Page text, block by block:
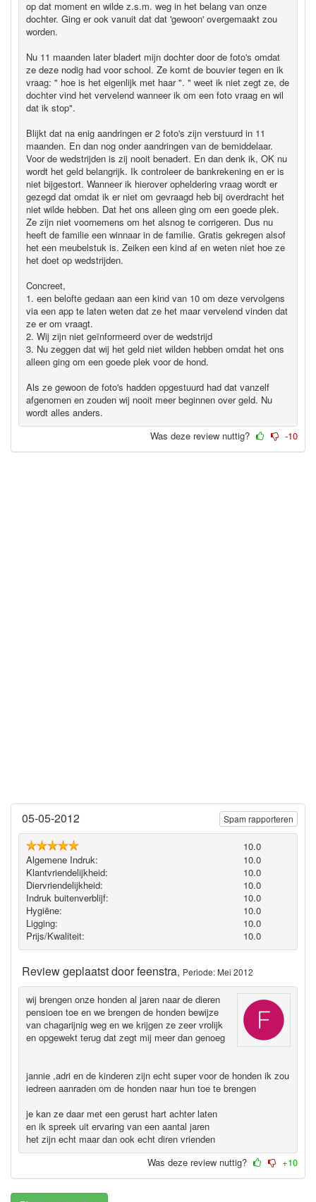
op dat moment en wilde z.s.m. weg in het belang van onze
dochter. Ging er ook vanuit dat dat 'gewoon' overgemaakt zou
worden.
Nu 11 maanden later bladert mijn dochter door de foto's omdat
ze deze nodig had voor school. Ze komt de bouvier tegen en ik
vraag: " hoe is het eigenlijk met haar ". " weet ik niet zegt ze, de
dochter vind het vervelend wanneer ik om een foto vraag en wil
dat ik stop".
Blijkt dat na enig aandringen er 2 foto's zijn verstuurd in 11
maanden. En dan nog onder aandringen van de bemiddelaar.
Voor de wedstrijden is zij nooit benadert. En dan denk ik, OK nu
wordt het geld belangrijk. Ik controleer de bankrekening en er is
niet bijgestort. Wanneer ik hierover opheldering vraag wordt er
gezegd dat omdat ik er niet om gevraagd heb bij overdracht het
niet wilde hebben. Dat het ons alleen ging om een goede plek.
Ze zijn niet voornemens om het alsnog te corrigeren. Dus nu
heeft de familie een winnaar in de familie. Gratis gekregen alsof
het een meubelstuk is. Zeiken een kind af en weten niet hoe ze
het doet op wedstrijden.
Concreet,
1. een belofte gedaan aan een kind van 10 om deze vervolgens
via een app te laten weten dat ze het maar vervelend vinden dat
ze er om vraagt.
2. Wij zijn niet geïnformeerd over de wedstrijd
3. Nu zeggen dat wij het geld niet wilden hebben omdat het ons
alleen ging om een goede plek voor de hond.
Als ze gewoon de foto's hadden opgestuurd had dat vanzelf
afgenomen en zouden wij nooit meer beginnen over geld. Nu
wordt alles anders.
Was deze review nuttig?
-10
05-05-2012
10.0
Algemene Indruk:
10.0
Klantvriendelijkheid:
10.0
Diervriendelijkheid:
10.0
Indruk buitenverblijf:
10.0
Hygiëne‎:
10.0
Ligging:
10.0
Prijs/Kwaliteit:
10.0
Review geplaatst doorfeenstra, Periode: Mei 2012
wij brengen onze honden al jaren naar de dieren
pensioen toe en we brengen de honden bewijze
van chagarijnig weg en we krijgen ze zeer vrolijk
en opgewekt terug dat zegt mij meer dan genoeg
jannie ,adri en de kinderen zijn echt super voor de honden ik zou
iedreen aanraden om de honden naar hun toe te brengen
je kan ze daar met een gerust hart achter laten
en ik spreek uit ervaring van een aantal jaren
het zijn echt maar dan ook echt diren vrienden
Spam rapporteren
Was deze review nuttig? +10